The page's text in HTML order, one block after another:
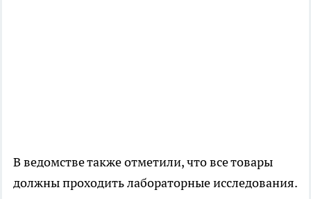
В ведомстве также отметили, что все товары
должны проходить лабораторные исследования.